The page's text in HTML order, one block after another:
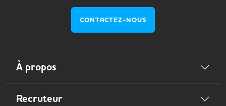
CONTACTEZ-NOUS
À propos
Recruteur